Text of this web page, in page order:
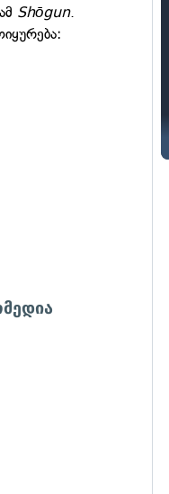
Shōgun.